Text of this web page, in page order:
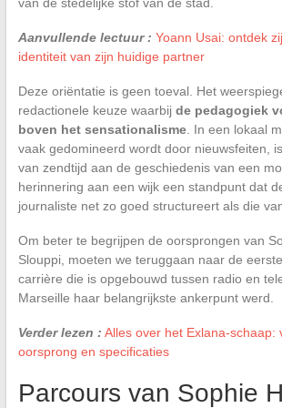
Aanvullende lectuur : Yoann Usai: ontdek
identiteit van zijn huidige partner
Deze oriëntatie is geen toeval. Het
redactionele keuze waarbij de pedagogiek
boven het sensationalisme. In een lokaal
vaak gedomineerd wordt door nieuwsfeiten,
van zendtijd aan de geschiedenis van een
herinnering aan een wijk een standpunt dat
journaliste net zo goed structureert als die
Om beter te begrijpen de oorsprongen van
Slouppi, moeten we teruggaan naar de
carrière die is opgebouwd tussen radio en
Marseille haar belangrijkste ankerpunt werd.
Verder lezen : Alles over het Exlana-schaap:
oorsprong en specificaties
Parcours van Sophie